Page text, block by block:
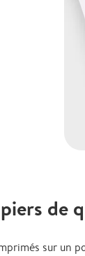
de
sur un